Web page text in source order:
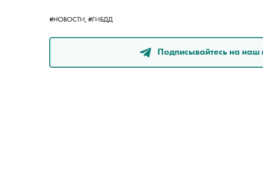
#НОВОСТИ, #ГИБДД
Подписывайтесь на наш